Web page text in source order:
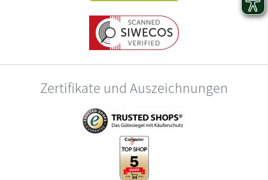
Zertifikate und Auszeichnungen